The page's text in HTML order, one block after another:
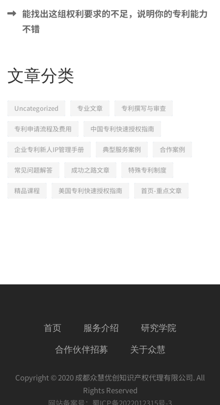
能找出这组权利要求的不足，说明你的专利能力
不错
文章分类
Uncategorized 专业文章 专利撰写与审查
专利申请流程及费用 中国专利快速授权指南
企业专利新人IP管理手册 典型服务案例 合作案例
常见问题解答 成功之路文章 特殊专利制度
精品课程 美国专利快速授权指南 首页-重点文章
首页 服务介绍 研究学院
合作伙伴招募 关于众慧
Copyright © 2020 成都众慧优创知识产权代理有限公司. All
Rights Reserved
网站备案号： 蜀ICP备2022012315号-3